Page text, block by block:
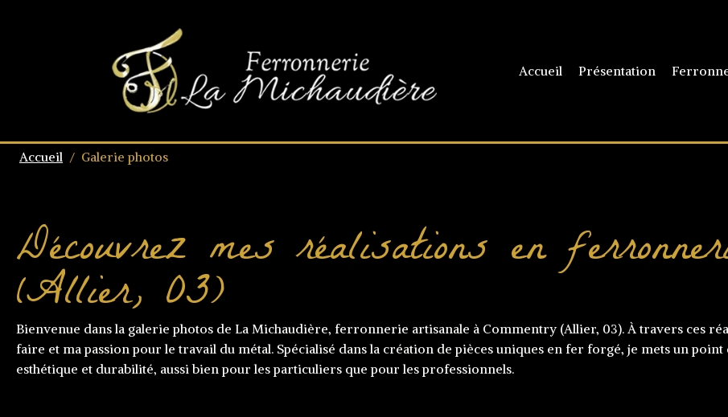
Accueil Présentation
Accueil / Galerie photos
Découvrez mes réalisations en
(Allier, 03)
Bienvenue dans la galerie photos de La Michaudière, ferronnerie artisanale à Commentry (Allier, 03). À travers ces
faire et ma passion pour le travail du métal. Spécialisé dans la création de pièces uniques en fer forgé, je mets un
esthétique et durabilité, aussi bien pour les particuliers que pour les professionnels.